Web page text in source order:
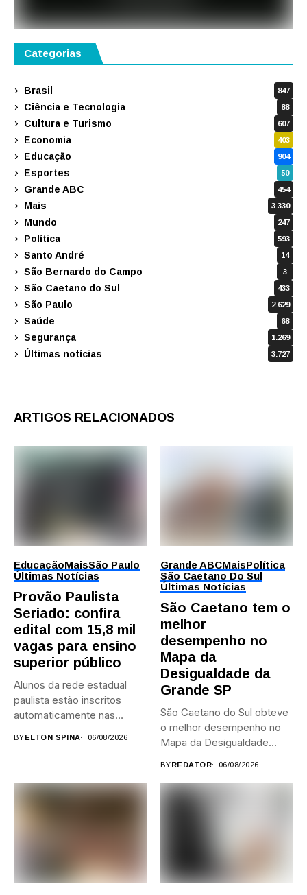
Categorias
Brasil 847
Ciência e Tecnologia 88
Cultura e Turismo 607
Economia 403
Educação 904
Esportes 50
Grande ABC 454
Mais 3.330
Mundo 247
Política 593
Santo André 14
São Bernardo do Campo 3
São Caetano do Sul 433
São Paulo 2.629
Saúde 68
Segurança 1.269
Últimas notícias 3.727
ARTIGOS RELACIONADOS
EducaçãoMaisSão Paulo
Últimas Notícias
Provão Paulista
Seriado: confira
edital com 15,8 mil
vagas para ensino
superior público
Alunos da rede estadual
paulista estão inscritos
automaticamente nas
BYELTON SPINA 06/08/2026
Grande ABCMaisPolítica
São Caetano Do Sul
Últimas Notícias
São Caetano tem o
melhor
desempenho no
Mapa da
Desigualdade da
Grande SP
São Caetano do Sul obteve
o melhor desempenho no
Mapa da Desigualdade...
BYREDATOR 06/08/2026